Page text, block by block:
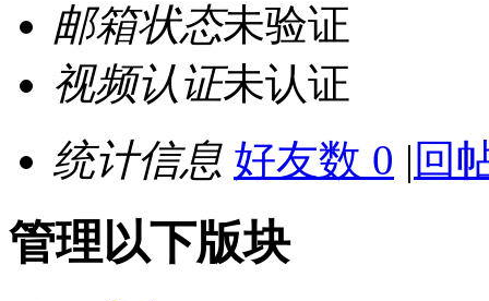
邮箱状态未验证
视频认证未认证
统计信息 好友数 0 | 回
管理以下版块